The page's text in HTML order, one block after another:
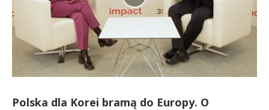
Polska dla Korei bramą do Europy. O